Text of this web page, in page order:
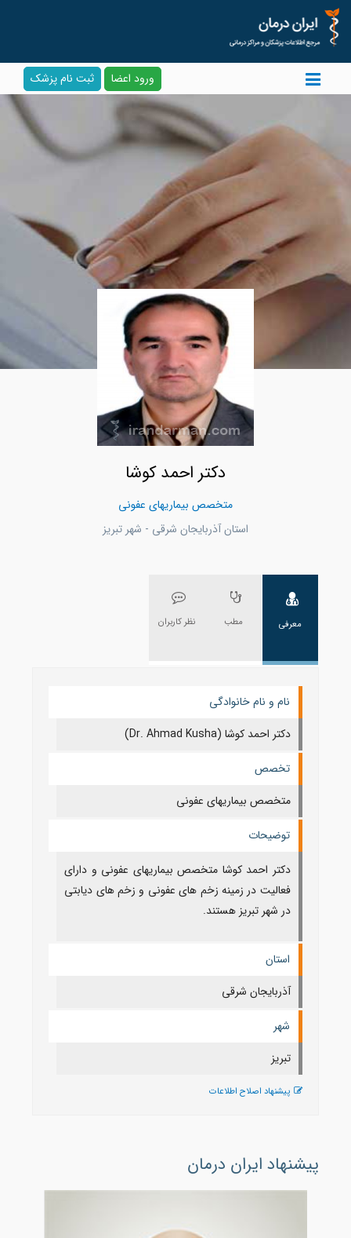
ورود اعضا ثبت نام پزشک
دکتر احمد کوشا
متخصص بیماریهای عفونی
استان آذربايجان شرقی - شهر تبريز
معرفی مطب نظر کاربران
نام و نام خانوادگی
دکتر احمد کوشا (Dr. Ahmad Kusha)
تخصص
متخصص بیماریهای عفونی
توضیحات
دکتر احمد کوشا متخصص بیماریهای عفونی و دارای
فعالیت در زمینه زخم های عفونی و زخم های دیابتی
در شهر تبریز هستند.
استان
آذربايجان شرقی
شهر
تبريز
پیشنهاد اصلاح اطلاعات
پیشنهاد ایران درمان